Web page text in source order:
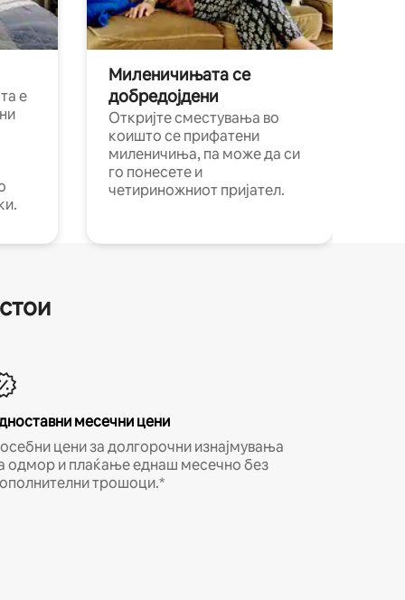
е
Миленичињата се
добредојдени
Откријте сместувања во
коишто се прифатени
миленичиња, па може да си
го понесете и
четириножниот пријател.
месечни цени
цени за долгорочни изнајмувања
одмор и плаќање еднаш месечно без
трошоци.*